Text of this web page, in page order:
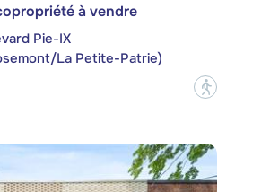
à vendre
Pie-IX
La Petite-Patrie)
?